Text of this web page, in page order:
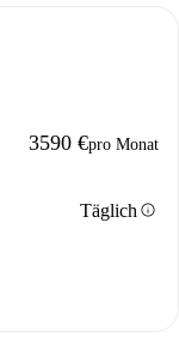
3590 €pro Monat
Täglichinfo